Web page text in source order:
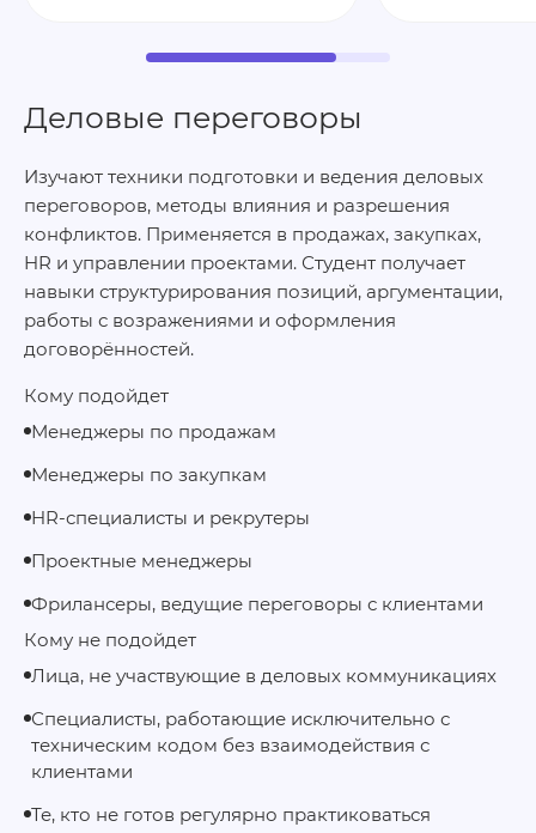
Деловые переговоры
Изучают техники подготовки и ведения деловых
переговоров, методы влияния и разрешения
конфликтов. Применяется в продажах, закупках,
HR и управлении проектами. Студент получает
навыки структурирования позиций, аргументации,
работы с возражениями и оформления
договорённостей.
Кому подойдет
Менеджеры по продажам
Менеджеры по закупкам
HR-специалисты и рекрутеры
Проектные менеджеры
Фрилансеры, ведущие переговоры с клиентами
Кому не подойдет
Лица, не участвующие в деловых коммуникациях
Специалисты, работающие исключительно с
техническим кодом без взаимодействия с
клиентами
Те, кто не готов регулярно практиковаться